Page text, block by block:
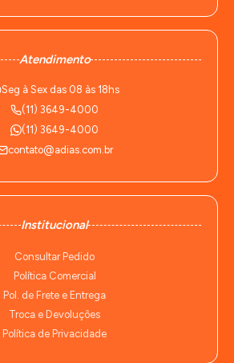
Atendimento
Seg à Sex das 08 às 18hs
(11) 3649-4000
(11) 3649-4000
contato@adias.com.br
Institucional
Consultar Pedido
Política Comercial
Pol. de Frete e Entrega
Troca e Devoluções
Política de Privacidade